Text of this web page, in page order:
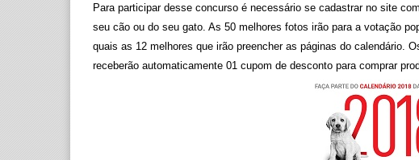
Para participar desse concurso é necessário se cadastrar no site
seu cão ou do seu gato. As 50 melhores fotos irão para a votação
quais as 12 melhores que irão preencher as páginas do calendário.
receberão automaticamente 01 cupom de desconto para comprar